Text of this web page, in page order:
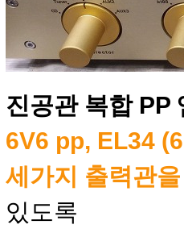
진공관 복합 PP
6V6 pp, EL34
세가지 출력관
있도록